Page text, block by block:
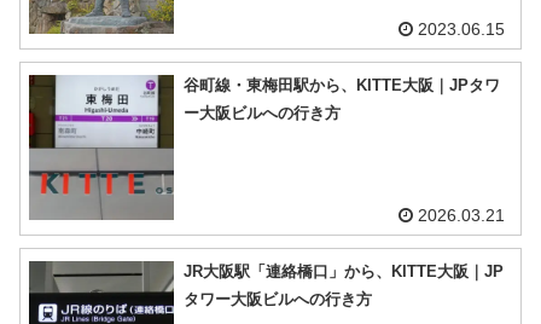
2023.06.15
谷町線・東梅田駅から、KITTE大阪｜JPタワ
ー大阪ビルへの行き方
2026.03.21
JR大阪駅「連絡橋口」から、KITTE大阪｜JP
タワー大阪ビルへの行き方